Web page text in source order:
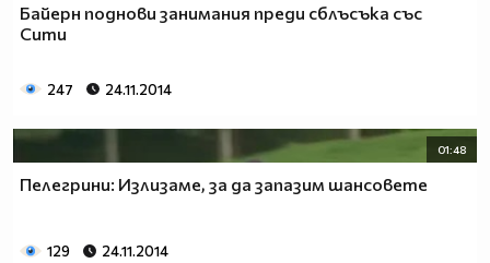
Байерн поднови занимания преди сблъсъка със
Сити
247 24.11.2014
01:48
Пелегрини: Излизаме, за да запазим шансовете
129 24.11.2014